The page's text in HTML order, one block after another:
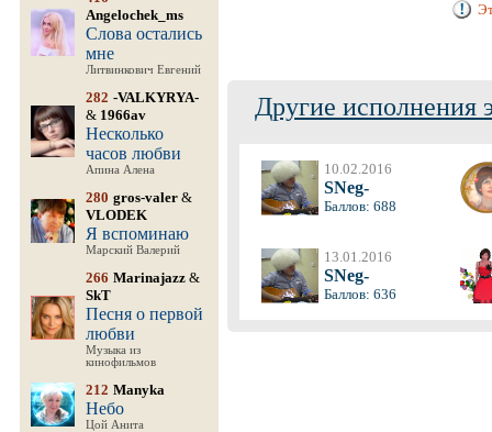
Angelochek_ms
Слова остались
мне
Литвинкович Евгений
282 -VALKYRYA-
& 1966av
Несколько
часов любви
Апина Алена
280 gros-valer &
VLODEK
Я вспоминаю
Марский Валерий
266 Marinajazz &
SkT
Песня о первой
любви
Музыка из
кинофильмов
212 Manyka
Небо
Цой Анита
Другие исполнения
10.02.2016
SNeg-
Баллов: 688
13.01.2016
SNeg-
Баллов: 636